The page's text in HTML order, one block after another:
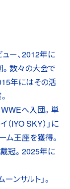
ュー、2012年に
。数々の大会で
年にはその活
へ入団。単
（IYO SKY）」に
ム王座を獲得。
冠。2025年に
ンサルト」。